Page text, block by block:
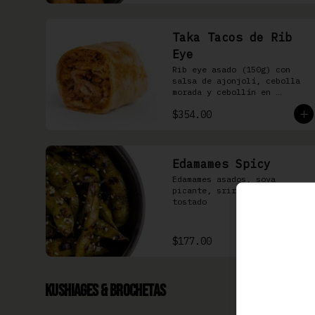
Taka Tacos de Rib
Eye
Rib eye asado (150g) con
salsa de ajonjolí, cebolla
morada y cebollín en
$354.00
Edamames Spicy
Edamames asados, soya
picante, sriracha & ajonjolí
tostado
$177.00
Kushiages & Brochetas